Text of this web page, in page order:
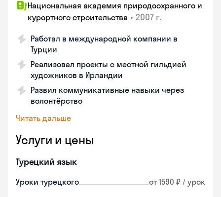
Национальная академия природоохранного и
курортного строительства • 2007 г.
Работал в международной компании в
Турции
Реализовал проекты с местной гильдией
художников в Ирландии
Развил коммуникативные навыки через
волонтёрство
Читать дальше
Услуги и цены
Турецкий язык
Уроки турецкого от 1590 ₽ / урок